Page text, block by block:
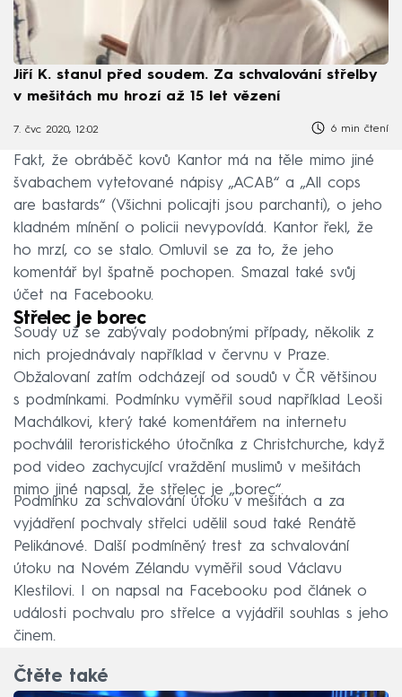
Jiří K. stanul před soudem. Za schvalování střelby
v mešitách mu hrozí až 15 let vězení
7. čvc 2020, 12:02 6 min čtení
Fakt, že obráběč kovů Kantor má na těle mimo jiné
švabachem vytetované nápisy „ACAB“ a „All cops
are bastards“ (Všichni policajti jsou parchanti), o jeho
kladném mínění o policii nevypovídá. Kantor řekl, že
ho mrzí, co se stalo. Omluvil se za to, že jeho
komentář byl špatně pochopen. Smazal také svůj
účet na Facebooku.
Střelec je borec
Soudy už se zabývaly podobnými případy, několik z
nich projednávaly například v červnu v Praze.
Obžalovaní zatím odcházejí od soudů v ČR většinou
s podmínkami. Podmínku vyměřil soud například Leoši
Machálkovi, který také komentářem na internetu
pochválil teroristického útočníka z Christchurche, když
pod video zachycující vraždění muslimů v mešitách
mimo jiné napsal, že střelec je „borec“.
Podmínku za schvalování útoku v mešitách a za
vyjádření pochvaly střelci udělil soud také Renátě
Pelikánové. Další podmíněný trest za schvalování
útoku na Novém Zélandu vyměřil soud Václavu
Klestilovi. I on napsal na Facebooku pod článek o
události pochvalu pro střelce a vyjádřil souhlas s jeho
činem.
Čtěte také